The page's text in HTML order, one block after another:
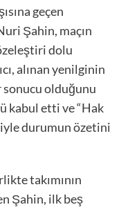
geçen
Şahin, maçın
dolu
alınan yenilginin
olduğunu
kabul etti ve “Hak
durumun özetini
takımının
Şahin, ilk beş